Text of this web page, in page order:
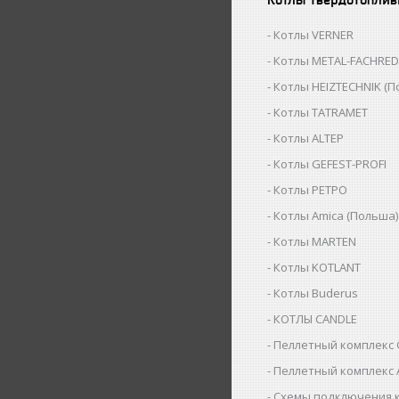
Котлы VERNER
Котлы METAL-
Котлы HEIZTECHNIK
Котлы TATRAMET
Котлы ALTEP
Котлы GEFEST-PROFI
Котлы РЕТРО
Котлы Аmica (Польша)
Котлы MARTEN
Котлы KOTLANT
Котлы Buderus
КОТЛЫ CANDLE
Пеллетный комплекс
Пеллетный комплекс